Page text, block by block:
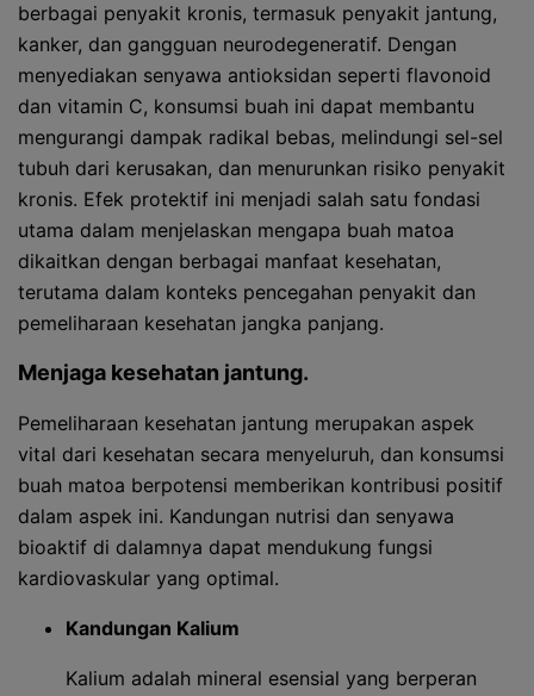
berbagai penyakit kronis, termasuk penyakit jantung,
kanker, dan gangguan neurodegeneratif. Dengan
menyediakan senyawa antioksidan seperti flavonoid
dan vitamin C, konsumsi buah ini dapat membantu
mengurangi dampak radikal bebas, melindungi sel-sel
tubuh dari kerusakan, dan menurunkan risiko penyakit
kronis. Efek protektif ini menjadi salah satu fondasi
utama dalam menjelaskan mengapa buah matoa
dikaitkan dengan berbagai manfaat kesehatan,
terutama dalam konteks pencegahan penyakit dan
pemeliharaan kesehatan jangka panjang.
Menjaga kesehatan jantung.
Pemeliharaan kesehatan jantung merupakan aspek
vital dari kesehatan secara menyeluruh, dan konsumsi
buah matoa berpotensi memberikan kontribusi positif
dalam aspek ini. Kandungan nutrisi dan senyawa
bioaktif di dalamnya dapat mendukung fungsi
kardiovaskular yang optimal.
Kandungan Kalium
Kalium adalah mineral esensial yang berperan